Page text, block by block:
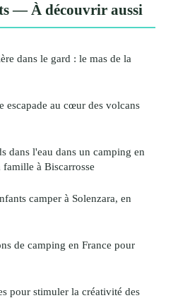
— À découvrir aussi
dans le gard : le mas de la
escapade au cœur des volcans
dans l'eau dans un camping en
à Biscarrosse
camper à Solenzara, en
de camping en France pour
pour stimuler la créativité des